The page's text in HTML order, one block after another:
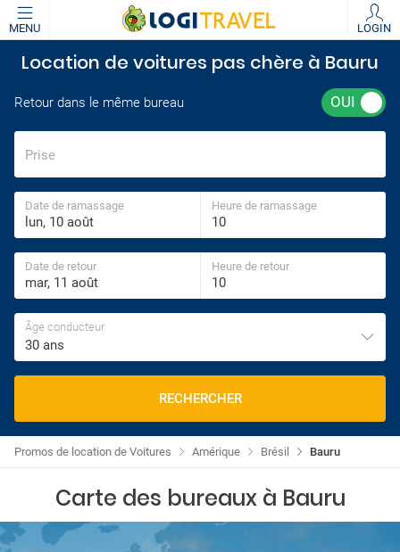
MENU LOGIN
Location de voitures pas chère à Bauru
Retour dans le même bureau
Prise
Date de ramassage Heure de ramassage
Date de retour Heure de retour
Âge conducteur
30 ans
RECHERCHER
Bauru
Brésil
Amérique
Promos de location de Voitures
Carte des bureaux à Bauru